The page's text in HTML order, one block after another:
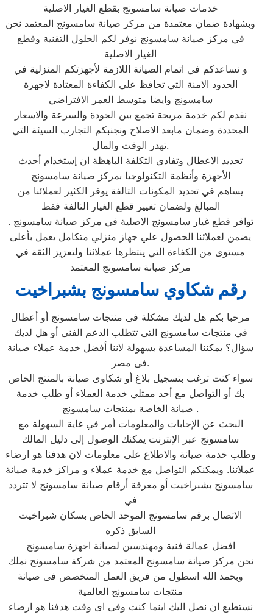
خدمات صيانة سامسونج بقطع الغيار الاصلية
وبشهادة ضمان معتمدة من مركز صيانة سامسونج المعتمد نحن
في مركز صيانة سامسونج نوفر لكم الحلول التقنية وقطع
الغيار الاصلية
و نساعدكم في اتمام الصيانة اللازمة لأجهزتكم المنزلية في
الحدود الامنة التي تحافظ علي الكفاءة المعتادة لاجهزة
سامسونج وايضا متوسط العمر الافتراضي
نقدم لكم خدمة مريحة تجمع بين الجودة والسرعة والاسعار
المحددة وضمان مابعد الاصلاح ونجنبكم التجارب السيئة التي
تهدر الوقت والمال.
تحديد الاعطال وتفادي التكلفة الباهظة ان إستخدام أحدث
الأجهزة وأنظمة التكنولوجيا بمركز صيانة سامسونج
يساهم في تحديد المكونات التالفة يوفر الكثير لعملائنا من
المبالغ ولضمان تغيير قطع الغيار التالفة فقط
توافر قطع غيار سامسونج الاصلية في مركز صيانة سامسونج .
يضمن لعملائنا الحصول علي جهاز منزلي متكامل يعمل بأعلى
مستوى من الكفاءة التي ينتظرها عملائنا ولتعزيز الثقة في
مركز صيانة سامسونج المعتمد
رقم شكاوي سامسونج بشبراخيت
مرحبا بكم هل لديك مشكلة فى منتجات سامسونج أو أعطال
في منتجات سامسونج التى تتطلب الدعم الفنى أو هل لديك
سؤال؟ يمكننا المساعدة بسهولة لاننا أفضل خدمة عملاء صيانة
فى مصر.
سواء كنت ترغب بتسجيل بلاغ أو شكاوى صيانة بالمنتج الخاص
بك أو التواصل مع أحد ممثلي خدمة العملاء أو طلب خدمة
صيانة الخاصة بمنتجات سامسونج .
البحث عن الإجابات والمعلومات أمر في غاية السهولة مع
سامسونج عبر الإنترنت يمكنك الوصول إلى دليل المالك
وطلب خدمة صيانة والاطلاع على معلومات لان هدفنا هو ارضاء
عملائنا. ويمكنكم التواصل مع خدمة عملاء و مراكز خدمة صيانة
سامسونج بشبراخيت أو معرفة أرقام صيانة سامسونج لا تتردد
في
الاتصال برقم سامسونج الموحد الخاص بسكان شبراخيت
السابق ذكره
افضل عمالة فنية ومهندسين لصيانة اجهزة سامسونج
نحن مركز صيانة سامسونج المعتمد من شركة سامسونج نملك
وبحمد الله اسطول من فريق العمل المتخصص فى صيانة
منتجات سامسونج العالمية
نستطيع ان نصل اليك اينما كنت وفى اى وقت هدفنا هو ارضاء